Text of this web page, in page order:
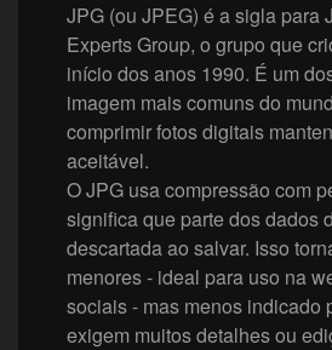
JPG (ou JPEG) é a sigla para
Experts Group, o grupo que
início dos anos 1990. É um
imagem mais comuns do
comprimir fotos digitais
aceitável.
O JPG usa compressão com
significa que parte dos dados
descartada ao salvar. Isso
menores - ideal para uso na
sociais - mas menos indicado
exigem muitos detalhes ou